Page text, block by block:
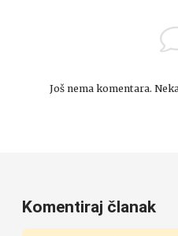
Još nema komentara.
Komentiraj članak